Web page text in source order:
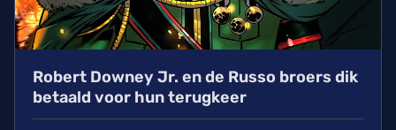
Robert Downey Jr. en de Russo broers dik
betaald voor hun terugkeer